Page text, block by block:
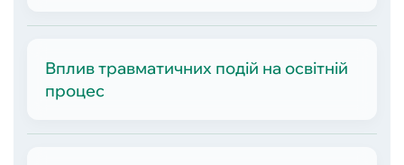
Вплив травматичних подій на освітній
процес